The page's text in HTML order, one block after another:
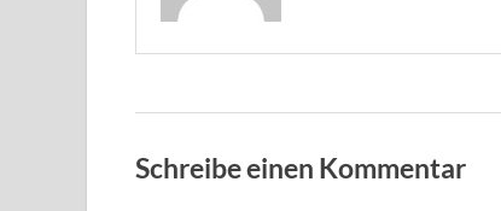
Schreibe einen Kommentar